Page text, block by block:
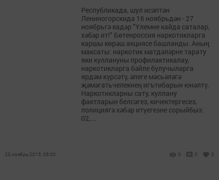
Республикада, шул исәптән
Лениногорскида 16 ноябрьдән - 27
ноябрьгә кадәр "Үлемне кайда саталар,
хәбәр ит!" Бөтенроссия наркотикларга
каршы көрәш акциясе башланды. Аның
максаты: наркотик матдәләрне тарату
яки куллануны профилактикалау,
наркотикларга бәйле булучыларга
ярдәм күрсәтү, әлеге мәсьәләгә
җәмәгатьчелекнең игътибарын юнәлтү.
Наркотикларны сату, куллану
фактларын белсәгез, кичектергесез,
полициягә хәбәр итүегезне сорыйбыз:
02,...
20 ноябрь 2015, 05:00 0 0 0